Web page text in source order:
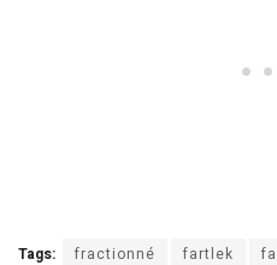
Tags: fractionné fartlek